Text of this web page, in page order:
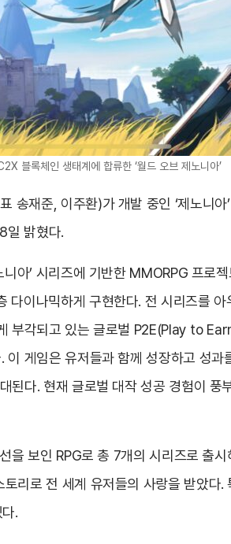
블록체인 생태계에 합류한 ‘월드 오브 제노니아’
송재준, 이주환)가 개발 중인 ‘제노니
일 밝혔다.
아’ 시리즈에 기반한 MMORPG 프로
이나믹하게 구현한다. 전 시리즈를
부각되고 있는 글로벌 P2E(Play to
게임은 유저들과 함께 성장하고 성
된다. 현재 글로벌 대작 성공 경험이
을 보인 RPG로 총 7개의 시리즈로 출
리로 전 세계 유저들의 사랑을 받았다.
.